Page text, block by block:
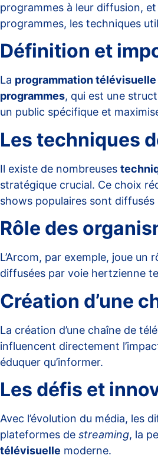
programmes à leur diffusion,
programmes, les techniques
Définition et
La programmation télévisuelle
programmes, qui est une
un public spécifique et
Les techniques
Il existe de nombreuses
stratégique crucial. Ce choix
shows populaires sont
Rôle des
L’Arcom, par exemple, joue un
diffusées par voie hertzienne
Création d’une
La création d’une chaîne de
influencent directement
éduquer qu’informer.
Les défis et
Avec l’évolution du média, les
plateformes de streaming, la
télévisuelle moderne.